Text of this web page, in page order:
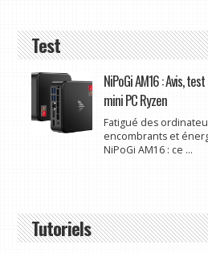
Test
NiPoGi AM16 : Avis,
mini PC Ryzen
Fatigué des
encombrants et
NiPoGi AM16 : ce ...
Tutoriels